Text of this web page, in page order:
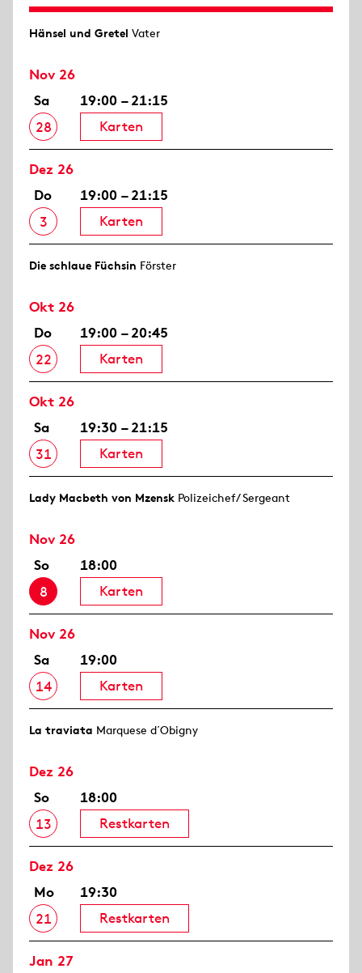
Hänsel und Gretel Vater
Nov 26
Sa
28
19:00 – 21:15
Karten
Dez 26
Do
3
19:00 – 21:15
Karten
Die schlaue Füchsin Förster
Okt 26
Do
22
19:00 – 20:45
Karten
Okt 26
Sa
31
19:30 – 21:15
Karten
Lady Macbeth von Mzensk Polizeichef/ Sergeant
Nov 26
So
8
18:00
Karten
Nov 26
Sa
14
19:00
Karten
La traviata Marquese d´Obigny
Dez 26
So
13
18:00
Restkarten
Dez 26
Mo
21
19:30
Restkarten
Jan 27